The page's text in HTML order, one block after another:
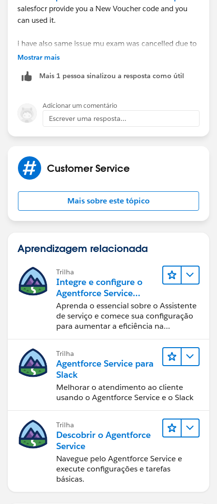
salesfocr provide you a New Voucher code and you
can used it.
i have also same issue mu exam was cancelled due to
technical issue then i raised case on trailhead and they
Mostrar mais
Mais 1 pessoa sinalizou a resposta como útil
Adicionar um comentário
Escrever uma resposta...
Customer Service
Mais sobre este tópico
Aprendizagem relacionada
Trilha
Integre e configure o
Agentforce Service
Assistant (Assistente de
serviço do Agentforce)
Aprenda o essencial sobre o Assistente
de serviço e comece sua configuração
para aumentar a eficiência na
Trilha
Agentforce Service para
Slack
Melhorar o atendimento ao cliente
usando o Agentforce Service e o Slack
Trilha
Descobrir o Agentforce
Service
Navegue pelo Agentforce Service e
execute configurações e tarefas
básicas.